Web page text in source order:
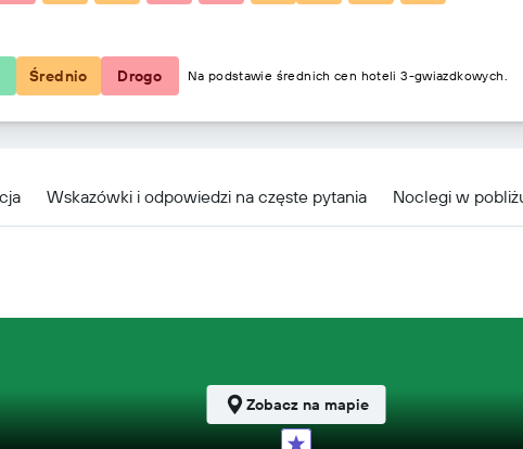
Spa & Resort)
Wskazówki i odpowiedzi na częste pytania Noclegi w
Zobacz na mapie
Średnio Drogo Na podstawie średnich cen hoteli 3-gwiazdkowych.